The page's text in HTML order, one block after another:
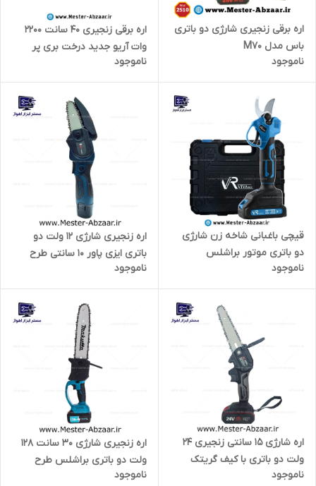
اره برقی زنجیری شارژی دو باتری
باس مدل M70
ناموجود
اره برقی زنجیری ۴۰ سانت 2200
وات آریو جدید درخت بری پر
1640 405mm
ناموجود
قیچی باغبانی شاخه زن شارژی
دو باتری موتور براشلس
ویوارکس با گارانتی مدل
VIVAREX VR2132-PS
ناموجود
اره زنجیری شارژی 12 ولت دو
باتری ایزی پاور 10 سانتی طرح
EP14V-SAW
ناموجود
اره شارژی 15 سانتی زنجیری 24
ولت دو باتری با کیف گریتک
مدل GTBC3603 GREATEC
ناموجود
اره زنجیری شارژی 30 سانت 128
ولت دو باتری براشلس طرح
ماکیتا برند ماکوتا مدل
ناموجود